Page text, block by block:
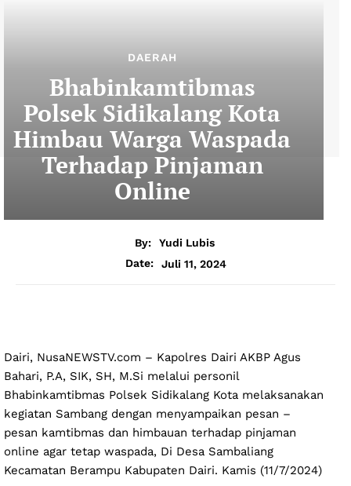
DAERAH
Bhabinkamtibmas
Polsek Sidikalang Kota
Himbau Warga Waspada
Terhadap Pinjaman
Online
By:
Yudi Lubis
Date:
Juli 11, 2024
Dairi, NusaNEWSTV.com – Kapolres Dairi AKBP Agus
Bahari, P.A, SIK, SH, M.Si melalui personil
Bhabinkamtibmas Polsek Sidikalang Kota melaksanakan
kegiatan Sambang dengan menyampaikan pesan –
pesan kamtibmas dan himbauan terhadap pinjaman
online agar tetap waspada, Di Desa Sambaliang
Kecamatan Berampu Kabupaten Dairi. Kamis (11/7/2024)